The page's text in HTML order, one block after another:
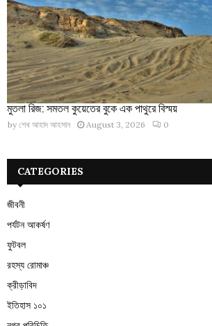
মুতলা রিজ: সমতল কুয়েতের বুকে এক পাথুরে বিস্ময়
by শেখ আহাদ আহসান August 3, 2026 0
CATEGORIES
জীবনী
পর্যটন আকর্ষণ
ফুটবল
রহস্য রোমাঞ্চ
ক্রীড়াবিদ
ইতিহাস ১০১